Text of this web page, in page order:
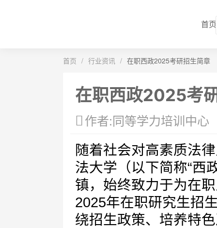
首页
首页 / 行业资讯 / 在职西政2025考研招生简章
在职西政2025考
作者:同等学力培训中心
随着社会对高素质法
法大学（以下简称“西
镇，始终致力于为在
2025年在职研究生招
绕招生政策、培养特